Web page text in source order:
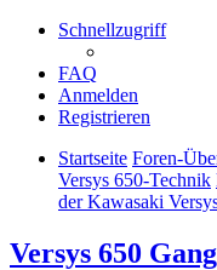
Schnellzugriff
FAQ
Anmelden
Registrieren
Startseite Foren-
Versys 650-Technik
der Kawasaki
Versys 650